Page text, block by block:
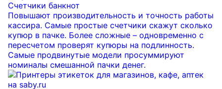
Счетчики банкнот
Повышают производительность и точность работы
кассира. Самые простые счетчики скажут сколько
купюр в пачке. Более сложные – одновременно с
пересчетом проверят купюры на подлинность.
Самые продвинутые модели просуммируют
номиналы смешанной пачки денег.